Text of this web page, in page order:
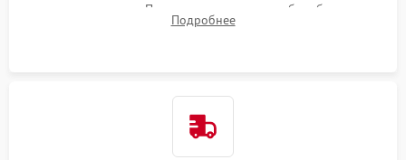
амортизаторов. Проверка подшипников барабана и
крестовины на износ, а манжеты люка на разрывы.
Подробнее